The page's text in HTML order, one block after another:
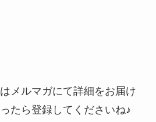
メルマガにて詳細をお届け
たら登録してくださいね♪